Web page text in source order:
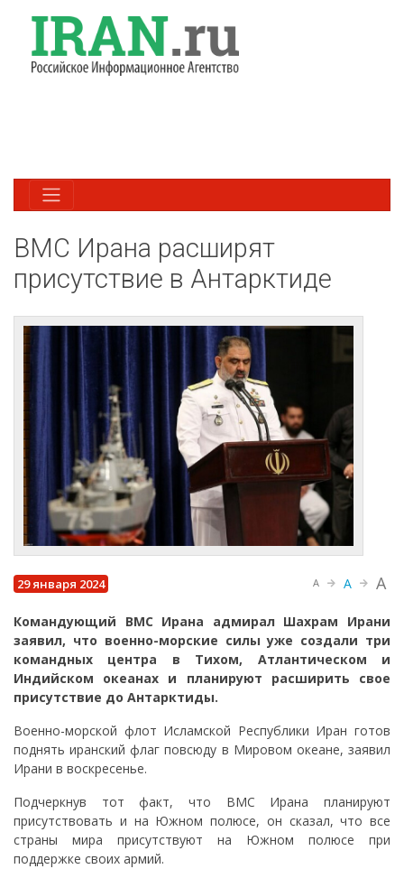
ВМС Ирана расширят
присутствие в Антарктиде
29 января 2024 A A A
Командующий ВМС Ирана адмирал Шахрам Ирани
заявил, что военно-морские силы уже создали три
командных центра в Тихом, Атлантическом и
Индийском океанах и планируют расширить свое
присутствие до Антарктиды.
Военно-морской флот Исламской Республики Иран готов
поднять иранский флаг повсюду в Мировом океане, заявил
Ирани в воскресенье.
Подчеркнув тот факт, что ВМС Ирана планируют
присутствовать и на Южном полюсе, он сказал, что все
страны мира присутствуют на Южном полюсе при
поддержке своих армий.